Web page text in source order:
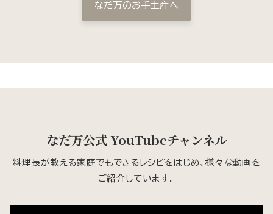
なだ万のお手土産へ
なだ万公式 YouTubeチャンネル
料理長が教える家庭でもできるレシピをはじめ、様々な動画を
ご紹介しています。